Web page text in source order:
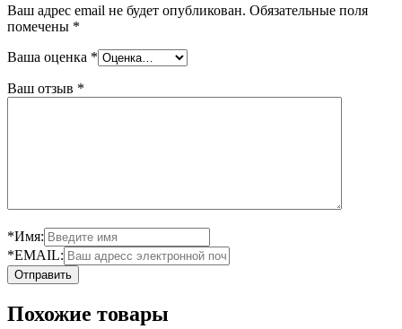
Ваш адрес email не будет опубликован. Обязательные поля
помечены *
Ваша оценка *
Ваш отзыв *
*Имя:
*EMAIL:
Похожие товары